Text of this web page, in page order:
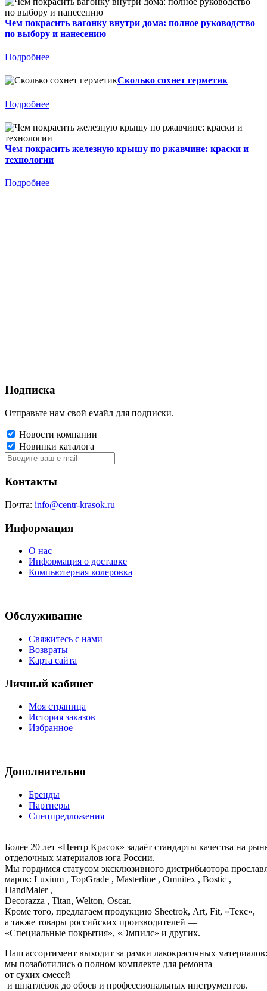
Чем покрасить вагонку внутри дома: полное руководство
по выбору и нанесению
Подробнее
Сколько сохнет герметик
Подробнее
Чем покрасить железную крышу по ржавчине: краски и
технологии
Подробнее
Подписка
Отправьте нам свой емайл для подписки.
Новости компании
Новинки каталога
Контакты
Почта: info@centr-krasok.ru
Информация
О нас
Информация о доставке
Компьютерная колеровка
Обслуживание
Свяжитесь с нами
Возвраты
Карта сайта
Личный кабинет
Моя страница
История заказов
Избранное
Дополнительно
Бренды
Партнеры
Спецпредложения
Более 20 лет «Центр Красок» задаёт стандарты качества на
отделочных материалов юга России.
Мы гордимся статусом эксклюзивного дистрибьютора
марок: Luxium , TopGrade , Masterline , Omnitex , Bostic ,
HandMaler ,
Decorazza , Titan, Welton, Oscar.
Кроме того, предлагаем продукцию Sheetrok, Art, Fit, «Текс»,
а также товары российских производителей —
«Специальные покрытия», «Эмпилс» и других.
Наш ассортимент выходит за рамки лакокрасочных
мы позаботились о полном комплекте для ремонта —
от сухих смесей
и шпатлёвок до обоев и профессиональных инструментов.